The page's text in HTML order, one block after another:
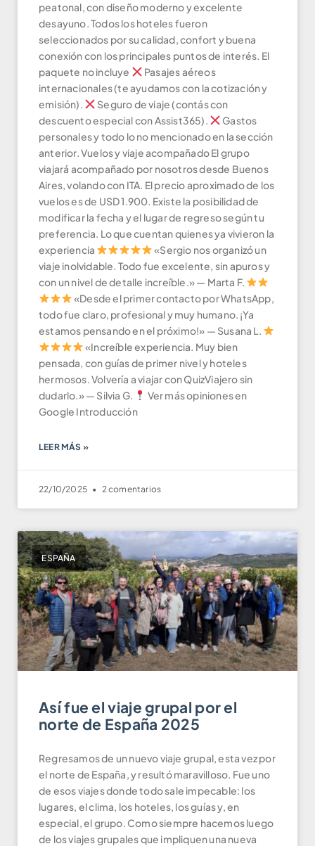
peatonal, con diseño moderno y excelente
desayuno. Todos los hoteles fueron
seleccionados por su calidad, confort y buena
conexión con los principales puntos de interés. El
paquete no incluye
Pasajes aéreos
internacionales (te ayudamos con la cotización y
emisión).
Seguro de viaje (contás con
descuento especial con Assist365).
Gastos
personales y todo lo no mencionado en la sección
anterior. Vuelos y viaje acompañado El grupo
viajará acompañado por nosotros desde Buenos
Aires, volando con ITA. El precio aproximado de los
vuelos es de USD 1.900. Existe la posibilidad de
modificar la fecha y el lugar de regreso según tu
preferencia. Lo que cuentan quienes ya vivieron la
experiencia
«Sergio nos organizó un
viaje inolvidable. Todo fue excelente, sin apuros y
con un nivel de detalle increíble.» — Marta F.
«Desde el primer contacto por WhatsApp,
todo fue claro, profesional y muy humano. ¡Ya
estamos pensando en el próximo!» — Susana L.
«Increíble experiencia. Muy bien
pensada, con guías de primer nivel y hoteles
hermosos. Volvería a viajar con QuizViajero sin
dudarlo.» — Silvia G.
Ver más opiniones en
Google Introducción
LEER MÁS »
22/10/2025 2 comentarios
ESPAÑA
Así fue el viaje grupal por el
norte de España 2025
Regresamos de un nuevo viaje grupal, esta vez por
el norte de España, y resultó maravilloso. Fue uno
de esos viajes donde todo sale impecable: los
lugares, el clima, los hoteles, los guías y, en
especial, el grupo. Como siempre hacemos luego
de los viajes grupales que impliquen una nueva